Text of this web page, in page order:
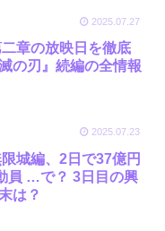
2025.07.27
章の放映日を徹底
の刃』続編の全情報
2025.07.23
城編、2日で37億円
員 …で？ 3日目の興
は？